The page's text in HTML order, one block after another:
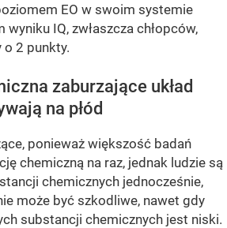
EO w swoim systemie
wyniku IQ, zwłaszcza chłopców,
o 2 punkty.
zaburzające układ
na płód
ponieważ większość badań
chemiczną na raz, jednak ludzie są
chemicznych jednocześnie,
może być szkodliwe, nawet gdy
substancji chemicznych jest niski.